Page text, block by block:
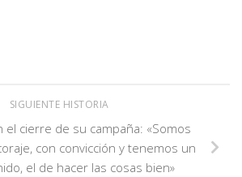
SIGUIENTE HISTORIA
el cierre de su campaña: «Somos
con convicción y tenemos un
el de hacer las cosas bien»